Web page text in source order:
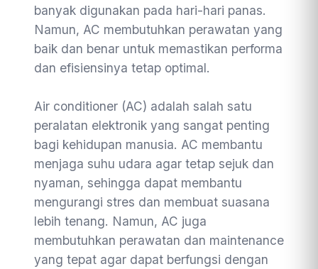
banyak digunakan pada hari-hari panas.
Namun, AC membutuhkan perawatan yang
baik dan benar untuk memastikan performa
dan efisiensinya tetap optimal.
Air conditioner (AC) adalah salah satu
peralatan elektronik yang sangat penting
bagi kehidupan manusia. AC membantu
menjaga suhu udara agar tetap sejuk dan
nyaman, sehingga dapat membantu
mengurangi stres dan membuat suasana
lebih tenang. Namun, AC juga
membutuhkan perawatan dan maintenance
yang tepat agar dapat berfungsi dengan